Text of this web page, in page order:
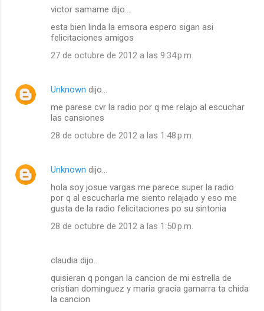
victor samame dijo…
esta bien linda la emsora espero sigan asi
felicitaciones amigos
27 de octubre de 2012 a las 9:34 p.m.
Unknown dijo…
me parese cvr la radio por q me relajo al escuchar
las cansiones
28 de octubre de 2012 a las 1:48 p.m.
Unknown dijo…
hola soy josue vargas me parece super la radio
por q al escucharla me siento relajado y eso me
gusta de la radio felicitaciones po su sintonia
28 de octubre de 2012 a las 1:50 p.m.
claudia dijo…
quisieran q pongan la cancion de mi estrella de
cristian dominguez y maria gracia gamarra ta chida
la cancion